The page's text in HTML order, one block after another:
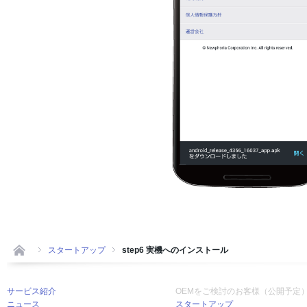
スタートアップ step6 実機へのインストール
サービス紹介
ニュース
OEMをご検討のお客様（公開予定
スタートアップ